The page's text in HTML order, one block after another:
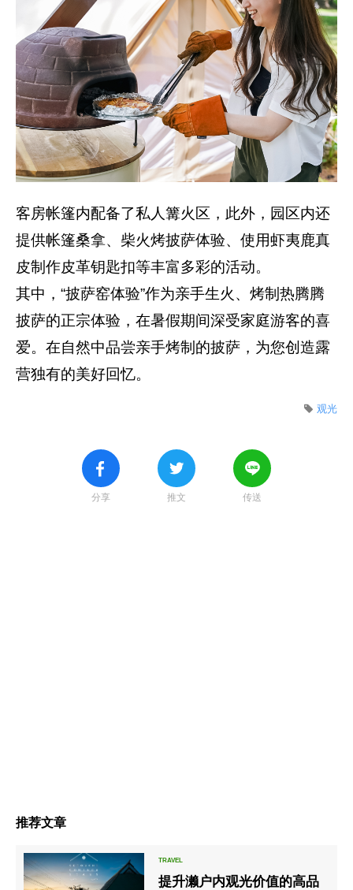
客房帐篷内配备了私人篝火区，此外，园区内还
提供帐篷桑拿、柴火烤披萨体验、使用虾夷鹿真
皮制作皮革钥匙扣等丰富多彩的活动。
其中，“披萨窑体验”作为亲手生火、烤制热腾腾
披萨的正宗体验，在暑假期间深受家庭游客的喜
爱。在自然中品尝亲手烤制的披萨，为您创造露
营独有的美好回忆。
观光
分享 推文 传送
推荐文章
提升濑户内观光价值的高品